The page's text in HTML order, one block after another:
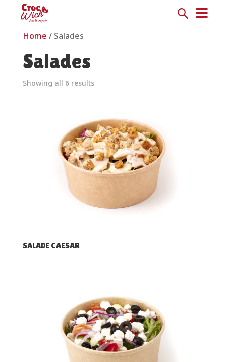
Home / Salades
Salades
Showing all 6 results
SALADE CAESAR